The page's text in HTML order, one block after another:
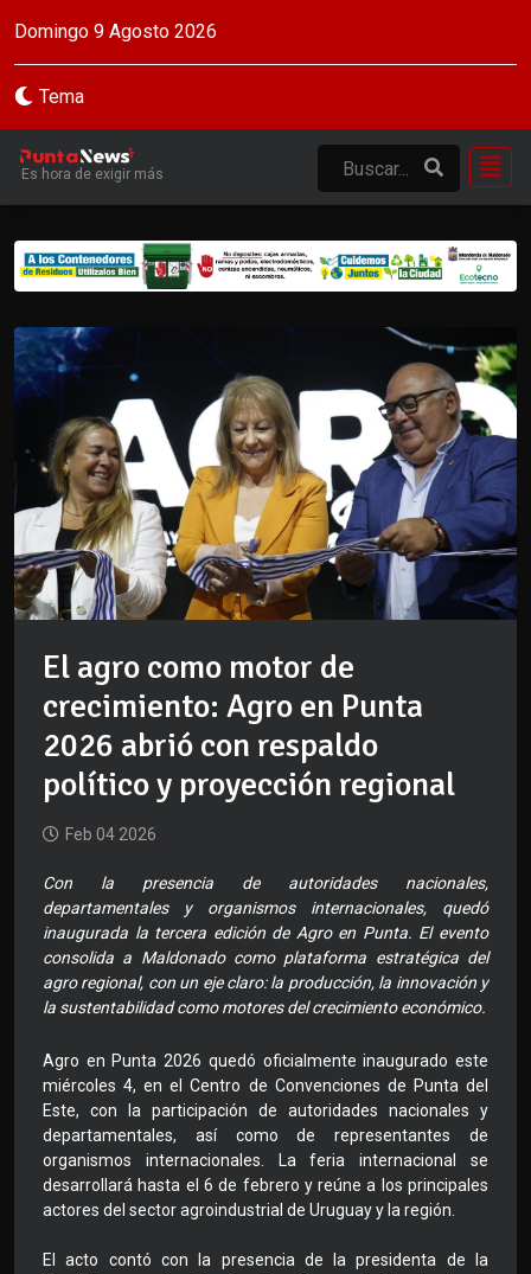
Domingo 9 Agosto 2026
Tema
Es hora de exigir más
El agro como motor de
crecimiento: Agro en Punta
2026 abrió con respaldo
político y proyección regional
Feb 04 2026
Con la presencia de autoridades nacionales,
departamentales y organismos internacionales, quedó
inaugurada la tercera edición de Agro en Punta. El evento
consolida a Maldonado como plataforma estratégica del
agro regional, con un eje claro: la producción, la innovación y
la sustentabilidad como motores del crecimiento económico.
Agro en Punta 2026 quedó oficialmente inaugurado este
miércoles 4, en el Centro de Convenciones de Punta del
Este, con la participación de autoridades nacionales y
departamentales, así como de representantes de
organismos internacionales. La feria internacional se
desarrollará hasta el 6 de febrero y reúne a los principales
actores del sector agroindustrial de Uruguay y la región.
El acto contó con la presencia de la presidenta de la